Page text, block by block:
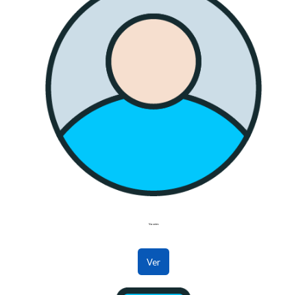
Vacantes
Ver